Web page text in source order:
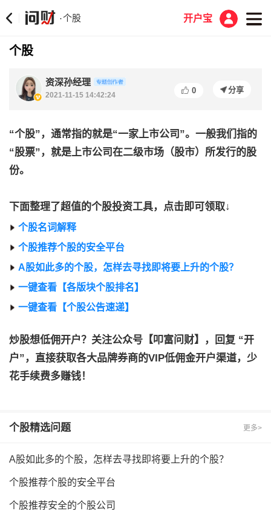
·个股 开户宝
个股
资深孙经理
2021-11-15 14:42:24 0 分享
“个股”，通常指的就是“一家上市公司”。一般我们指的
“股票”，就是上市公司在二级市场（股市）所发行的股
份。
下面整理了超值的个股投资工具，点击即可领取↓
个股名词解释
个股推荐个股的安全平台
A股如此多的个股，怎样去寻找即将要上升的个股？
一键查看【各版块个股排名】
一键查看【个股公告速递】
炒股想低佣开户？关注公众号【叩富问财】，回复 “开
户”，直接获取各大品牌券商的VIP低佣金开户渠道，少
花手续费多赚钱！
个股精选问题 更多>
A股如此多的个股，怎样去寻找即将要上升的个股？
个股推荐个股的安全平台
个股推荐安全的个股公司